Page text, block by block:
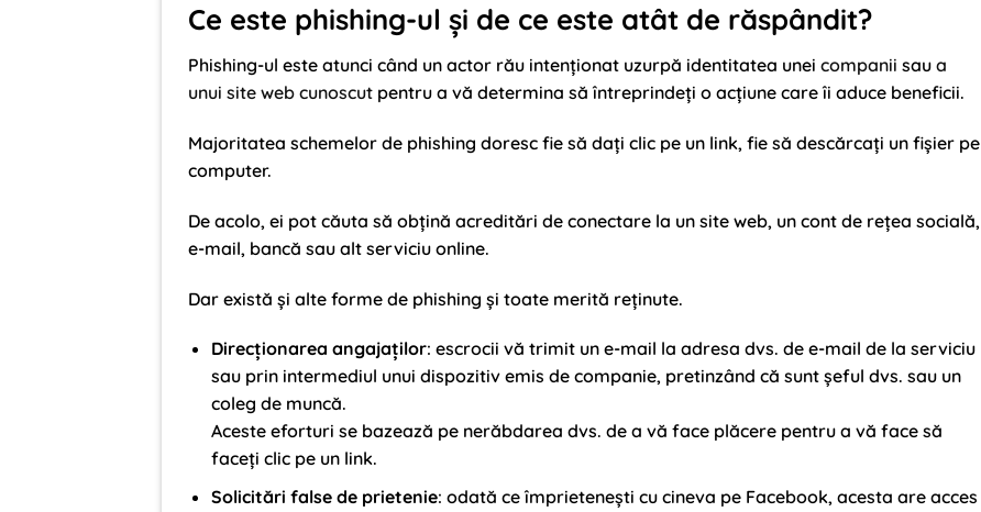
Ce este phishing-ul și de ce este atât de răspândit?
Phishing-ul este atunci când un actor rău intenționat uzurpă identitatea unei companii sau a
unui site web cunoscut pentru a vă determina să întreprindeți o acțiune care îi aduce beneficii.
Majoritatea schemelor de phishing doresc fie să dați clic pe un link, fie să descărcați un fișier pe
computer.
De acolo, ei pot căuta să obțină acreditări de conectare la un site web, un cont de rețea socială,
e-mail, bancă sau alt serviciu online.
Dar există și alte forme de phishing și toate merită reținute.
Direcționarea angajaților: escrocii vă trimit un e-mail la adresa dvs. de e-mail de la serviciu
sau prin intermediul unui dispozitiv emis de companie, pretinzând că sunt șeful dvs. sau un
coleg de muncă.
Aceste eforturi se bazează pe nerăbdarea dvs. de a vă face plăcere pentru a vă face să
faceți clic pe un link.
Solicitări false de prietenie: odată ce împrietenești cu cineva pe Facebook, acesta are acces